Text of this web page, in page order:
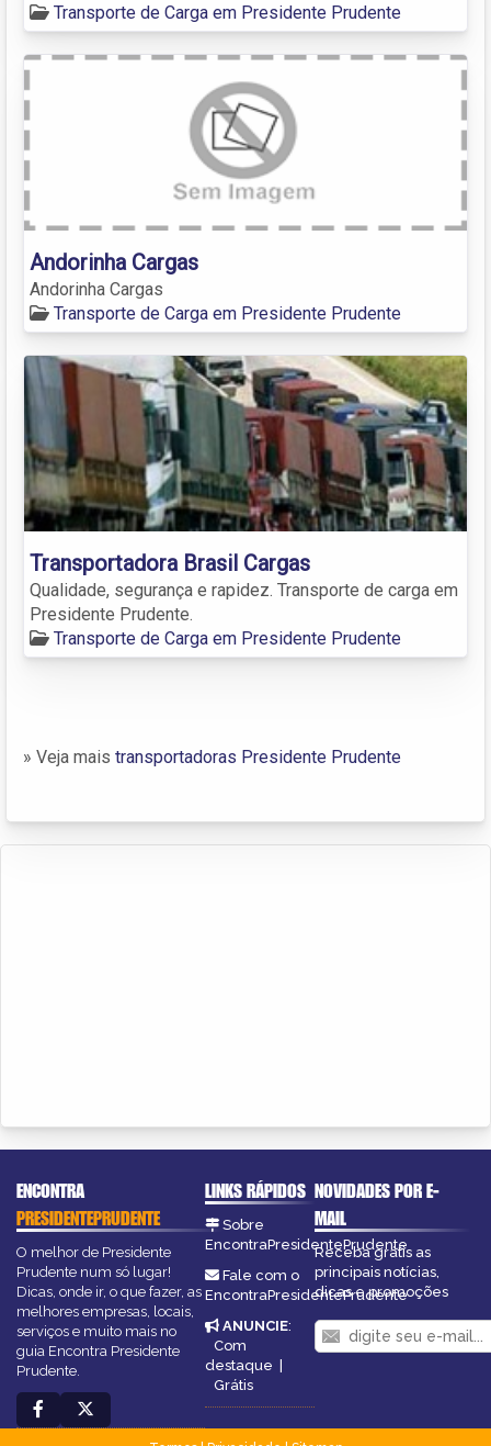
Transporte de Carga em Presidente Prudente
Andorinha Cargas
Andorinha Cargas
Transporte de Carga em Presidente Prudente
Transportadora Brasil Cargas
Qualidade, segurança e rapidez. Transporte de carga em
Presidente Prudente.
Transporte de Carga em Presidente Prudente
» Veja mais transportadoras Presidente Prudente
ENCONTRA
PRESIDENTEPRUDENTE
O melhor de Presidente
Prudente num só lugar!
Dicas, onde ir, o que fazer, as
melhores empresas, locais,
serviços e muito mais no
guia Encontra Presidente
Prudente.
LINKS RÁPIDOS
Sobre
EncontraPresidentePrudente
Fale com o
EncontraPresidentePrudente
ANUNCIE:
Com
destaque |
Grátis
NOVIDADES POR E-
MAIL
Receba grátis as
principais notícias,
dicas e promoções